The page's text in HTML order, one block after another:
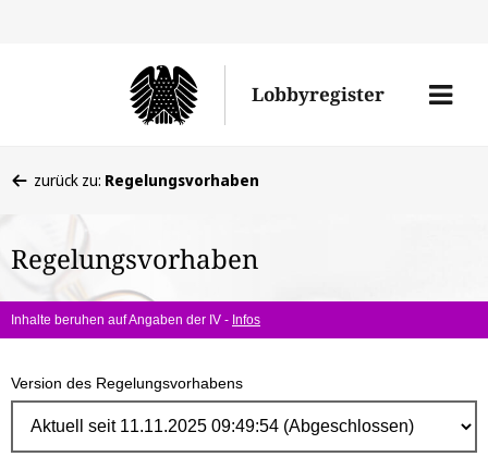
Lobbyregister
Menü
befinden
hier:
zurück zu: Regelungsvorhaben
Regelungsvorhaben
Inhalte beruhen auf Angaben der IV - Infos
Version des Regelungsvorhabens